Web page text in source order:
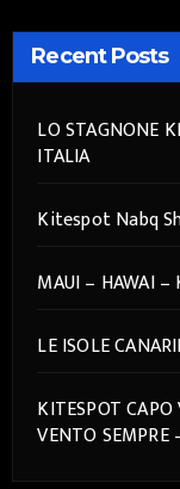
Recent Posts
LO STAGNONE
ITALIA
Kitespot Nabq
MAUI – HAWAI
LE ISOLE
KITESPOT
VENTO SEMPRE